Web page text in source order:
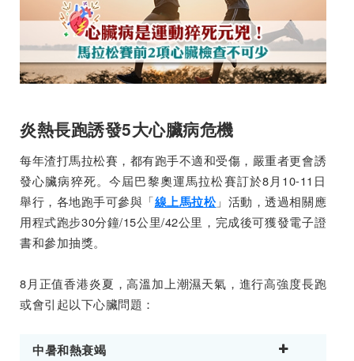
炎熱長跑誘發5大心臟病危機
每年渣打馬拉松賽，都有跑手不適和受傷，嚴重者更會誘
發心臟病猝死。今屆巴黎奧運馬拉松賽訂於8月10-11日
舉行，各地跑手可參與「線上馬拉松」活動，透過相關應
用程式跑步30分鐘/15公里/42公里，完成後可獲發電子證
書和參加抽獎。
8月正值香港炎夏，高溫加上潮濕天氣，進行高強度長跑
或會引起以下心臟問題：
中暑和熱衰竭